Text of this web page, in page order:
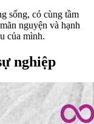
sống, có cùng tầm
nguyện và hạnh
của mình.
nghiệp